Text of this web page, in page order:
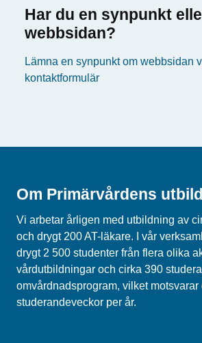
Har du en synpunkt
webbsidan?
Lämna en synpunkt om webbsidan
kontaktformulär
Om Primärvårdens
Vi arbetar årligen med utbildning av
och drygt 200 AT-läkare. I vår
drygt 2 500 studenter från flera olika
vårdutbildningar och cirka 390
omvårdnadsprogram, vilket motsvarar
studerandeveckor per år.